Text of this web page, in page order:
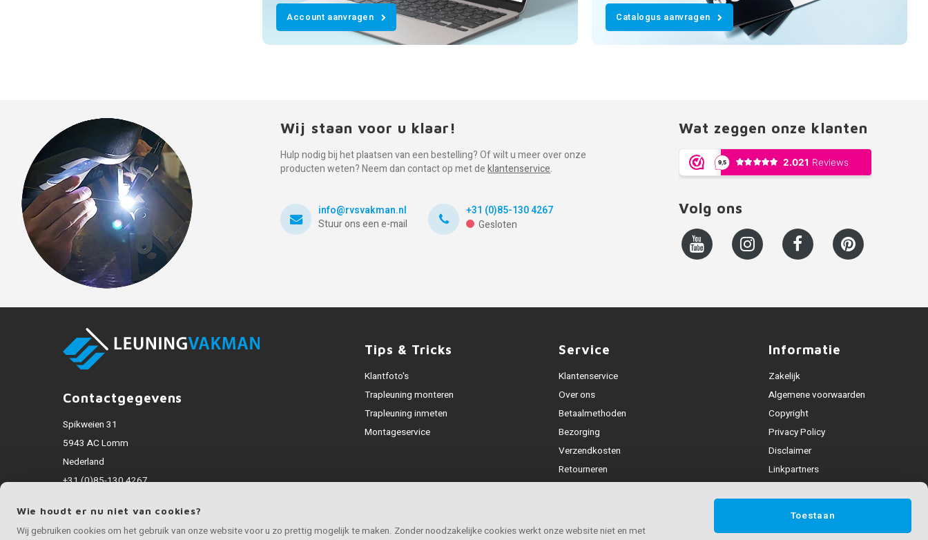
Account aanvragen Catalogus aanvragen
Wij staan voor u klaar!
Hulp nodig bij het plaatsen van een bestelling? Of wilt u meer over onze
producten weten? Neem dan contact op met deklantenservice.
info@rvsvakman.nl
Stuur ons een e-mail
+31 (0)85-130 4267
Gesloten
Wat zeggen onze klanten
Volg ons
Contactgegevens
Spikweien 31
5943 AC Lomm
Nederland
+31 (0)85-130 4267
Alle bedragen zijn incl. BTW
Tips & Tricks
Klantfoto's
Trapleuning monteren
Trapleuning inmeten
Montageservice
Service
Klantenservice
Over ons
Betaalmethoden
Bezorging
Verzendkosten
Retourneren
Openingstijden & contact
Informatie
Zakelijk
Algemene voorwaarden
Copyright
Privacy Policy
Disclaimer
Linkpartners
Wie houdt er nu niet van cookies?
Wij gebruiken cookies om het gebruik van onze website voor u zo prettig mogelijk te maken. Zonder noodzakelijke cookies werkt onze website niet en met
Toestaan